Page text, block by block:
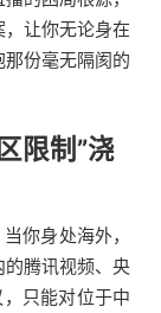
让你无论身在
份毫无隔阂的
限制”浇
你身处海外，
腾讯视频、央
只能对位于中